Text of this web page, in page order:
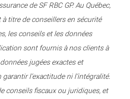
de SF RBC GP. Au Québec,
titre de conseillers en sécurité
les conseils et les données
sont fournis à nos clients à
jugées exactes et
l’exactitude ni l’intégralité.
conseils fiscaux ou juridiques, et